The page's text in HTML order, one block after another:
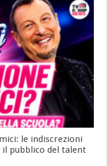
le indiscrezioni
pubblico del talent